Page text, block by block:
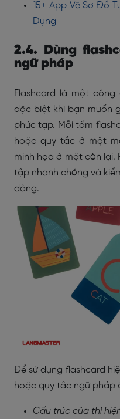
15+ App Vẽ Sơ Đồ
Dụng
2.4. Dùng
ngữ pháp
Flashcard là một
đặc biệt khi bạn muốn
phức tạp. Mỗi tấm
hoặc quy tắc ở một
minh họa ở mặt còn lại.
tập nhanh chóng và
dàng.
Để sử dụng flashcard
hoặc quy tắc ngữ pháp
Cấu trúc của thì